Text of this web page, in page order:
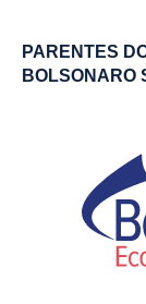
PARENTES
BOLSONARO